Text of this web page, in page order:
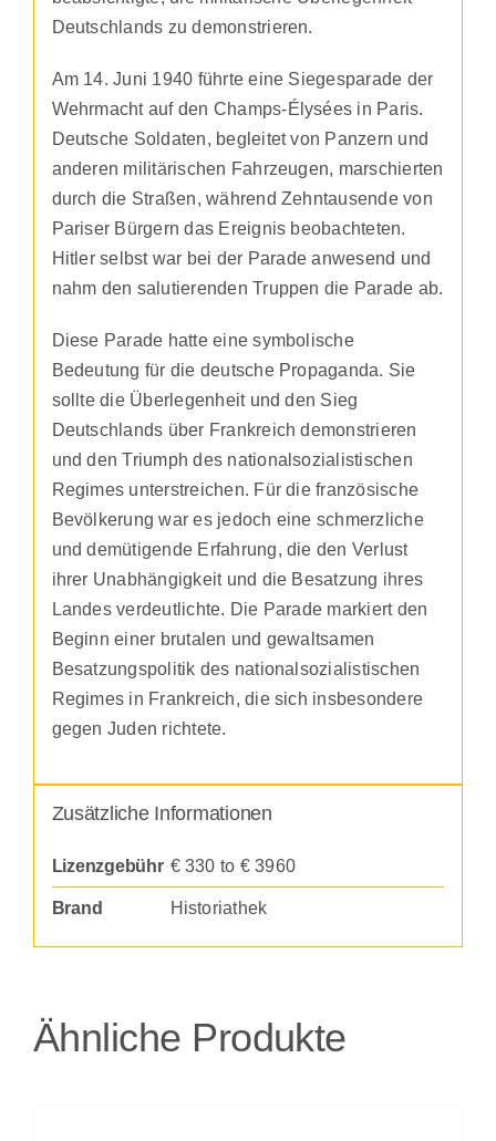
Deutschlands zu demonstrieren.
Am 14. Juni 1940 führte eine Siegesparade der
Wehrmacht auf den Champs-Élysées in Paris.
Deutsche Soldaten, begleitet von Panzern und
anderen militärischen Fahrzeugen, marschierten
durch die Straßen, während Zehntausende von
Pariser Bürgern das Ereignis beobachteten.
Hitler selbst war bei der Parade anwesend und
nahm den salutierenden Truppen die Parade ab.
Diese Parade hatte eine symbolische
Bedeutung für die deutsche Propaganda. Sie
sollte die Überlegenheit und den Sieg
Deutschlands über Frankreich demonstrieren
und den Triumph des nationalsozialistischen
Regimes unterstreichen. Für die französische
Bevölkerung war es jedoch eine schmerzliche
und demütigende Erfahrung, die den Verlust
ihrer Unabhängigkeit und die Besatzung ihres
Landes verdeutlichte. Die Parade markiert den
Beginn einer brutalen und gewaltsamen
Besatzungspolitik des nationalsozialistischen
Regimes in Frankreich, die sich insbesondere
gegen Juden richtete.
Zusätzliche Informationen
Lizenzgebühr € 330 to € 3960
Brand Historiathek
Ähnliche Produkte